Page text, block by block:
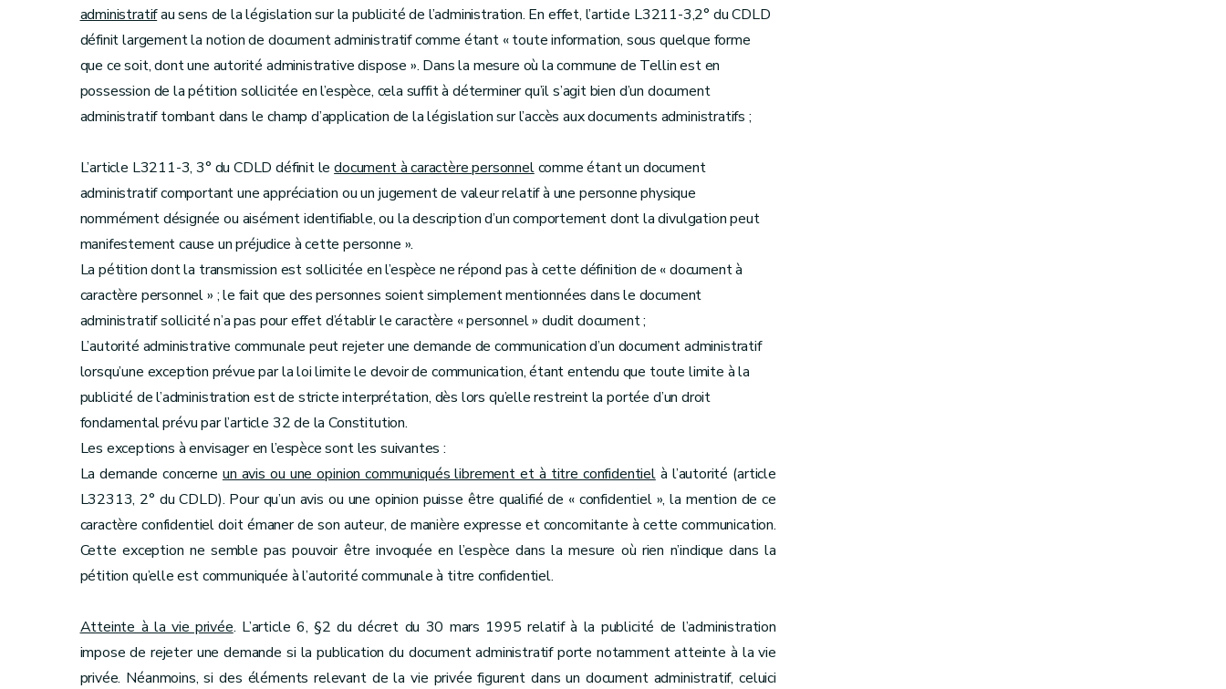
administratifau sens de la législation sur la publicité de l’administration. En effet, l’article L3211-3,2° du CDLD
définit largement la notion de document administratif comme étant « toute information, sous quelque forme
que ce soit, dont une autorité administrative dispose ». Dans la mesure où la commune de Tellin est en
possession de la pétition sollicitée en l’espèce, cela suffit à déterminer qu’il s’agit bien d’un document
administratif tombant dans le champ d’application de la législation sur l’accès aux documents administratifs ;
L’article L3211-3, 3° du CDLD définit ledocument à caractère personnelcomme étant un document
administratif comportant une appréciation ou un jugement de valeur relatif à une personne physique
nommément désignée ou aisément identifiable, ou la description d’un comportement dont la divulgation peut
manifestement cause un préjudice à cette personne ».
La pétition dont la transmission est sollicitée en l’espèce ne répond pas à cette définition de « document à
caractère personnel » ; le fait que des personnes soient simplement mentionnées dans le document
administratif sollicité n’a pas pour effet d’établir le caractère « personnel » dudit document ;
L’autorité administrative communale peut rejeter une demande de communication d’un document administratif
lorsqu’une exception prévue par la loi limite le devoir de communication, étant entendu que toute limite à la
publicité de l’administration est de stricte interprétation, dès lors qu’elle restreint la portée d’un droit
fondamental prévu par l’article 32 de la Constitution.
Les exceptions à envisager en l’espèce sont les suivantes :
La demande concerne un avis ou une opinion communiqués librement et à titre confidentielà l’autorité (article
L32313, 2° du CDLD). Pour qu’un avis ou une opinion puisse être qualifié de « confidentiel », la mention de ce
caractère confidentiel doit émaner de son auteur, de manière expresse et concomitante à cette communication.
Cette exception ne semble pas pouvoir être invoquée en l’espèce dans la mesure où rien n’indique dans la
pétition qu’elle est communiquée à l’autorité communale à titre confidentiel.
Atteinte à la vie privée. L’article 6, §2 du décret du 30 mars 1995 relatif à la publicité de l’administration
impose de rejeter une demande si la publication du document administratif porte notamment atteinte à la vie
privée. Néanmoins, si des éléments relevant de la vie privée figurent dans un document administratif, celuici